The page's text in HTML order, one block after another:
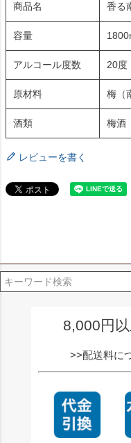
商品名 香る
容量
アルコール度数 20度
原材料 梅（
酒類 梅酒
レビューを書く
8,000円
>>配送料に